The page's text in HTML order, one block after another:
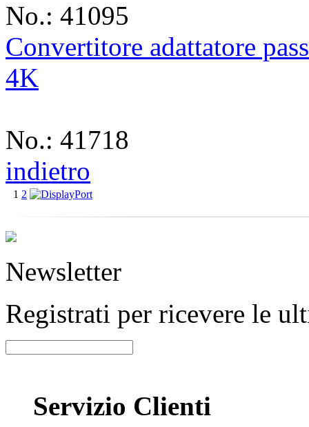
No.: 41095
Convertitore adattatore
4K
No.: 41718
indietro
1 2
Newsletter
Registrati per ricevere le
Servizio Clienti